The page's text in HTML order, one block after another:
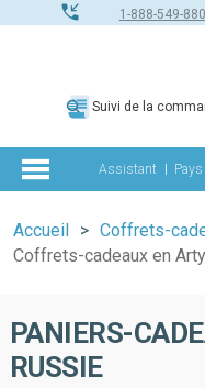
1-888-549-
Suivi de la
Assistant Pays
Accueil
Coffrets-
Coffrets-cadeaux en
PANIERS-
RUSSIE